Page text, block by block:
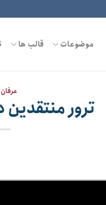
موضوعات قالب ها
ترور